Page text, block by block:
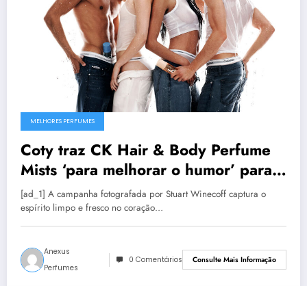
MELHORES PERFUMES
Coty traz CK Hair & Body Perfume
Mists ‘para melhorar o humor’ para o
varejo de viagem
[ad_1] A campanha fotografada por Stuart Winecoff captura o
espírito limpo e fresco no coração…
Anexus
Perfumes
0 Comentários Consulte Mais Informação